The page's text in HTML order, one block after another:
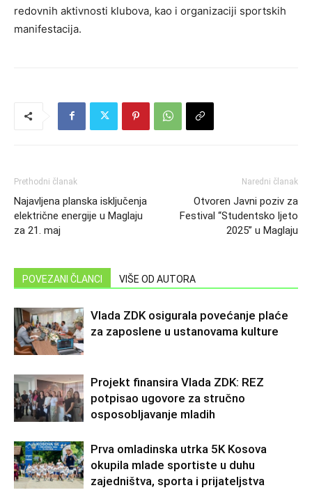
redovnih aktivnosti klubova, kao i organizaciji sportskih
manifestacija.
Prethodni članak
Najavljena planska isključenja
električne energije u Maglaju
za 21. maj
Naredni članak
Otvoren Javni poziv za
Festival “Studentsko ljeto
2025” u Maglaju
POVEZANI ČLANCI VIŠE OD AUTORA
Vlada ZDK osigurala povećanje plaće
za zaposlene u ustanovama kulture
Projekt finansira Vlada ZDK: REZ
potpisao ugovore za stručno
osposobljavanje mladih
Prva omladinska utrka 5K Kosova
okupila mlade sportiste u duhu
zajedništva, sporta i prijateljstva